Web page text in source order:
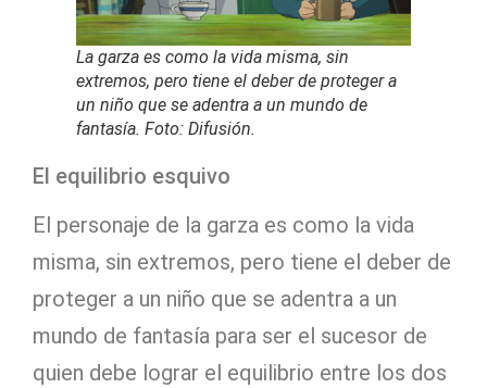
La garza es como la vida misma, sin
extremos, pero tiene el deber de proteger a
un niño que se adentra a un mundo de
fantasía. Foto: Difusión.
El equilibrio esquivo
El personaje de la garza es como la vida
misma, sin extremos, pero tiene el deber de
proteger a un niño que se adentra a un
mundo de fantasía para ser el sucesor de
quien debe lograr el equilibrio entre los dos